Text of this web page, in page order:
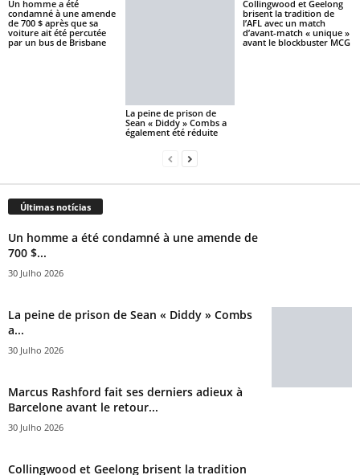
Un homme a été
condamné à une amende
de 700 $ après que sa
voiture ait été percutée
par un bus de Brisbane
La peine de prison de
Sean « Diddy » Combs a
également été réduite
Collingwood et Geelong
brisent la tradition de
l’AFL avec un match
d’avant-match « unique »
avant le blockbuster MCG
Últimas notícias
Un homme a été condamné à une amende de
700 $...
30 Julho 2026
La peine de prison de Sean « Diddy » Combs
a...
30 Julho 2026
Marcus Rashford fait ses derniers adieux à
Barcelone avant le retour...
30 Julho 2026
Collingwood et Geelong brisent la tradition